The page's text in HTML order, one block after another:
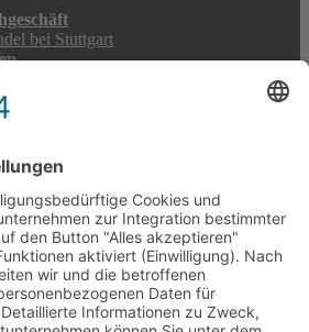
bei Stuttgart
Tiernahrung & Züchterbedarf
Lebensqualität| Einzelstücke mit
Teppiche und handverlesene
MwSt. · Die durchgestrichenen Preise
angegeben, den bisherigen Preisen in